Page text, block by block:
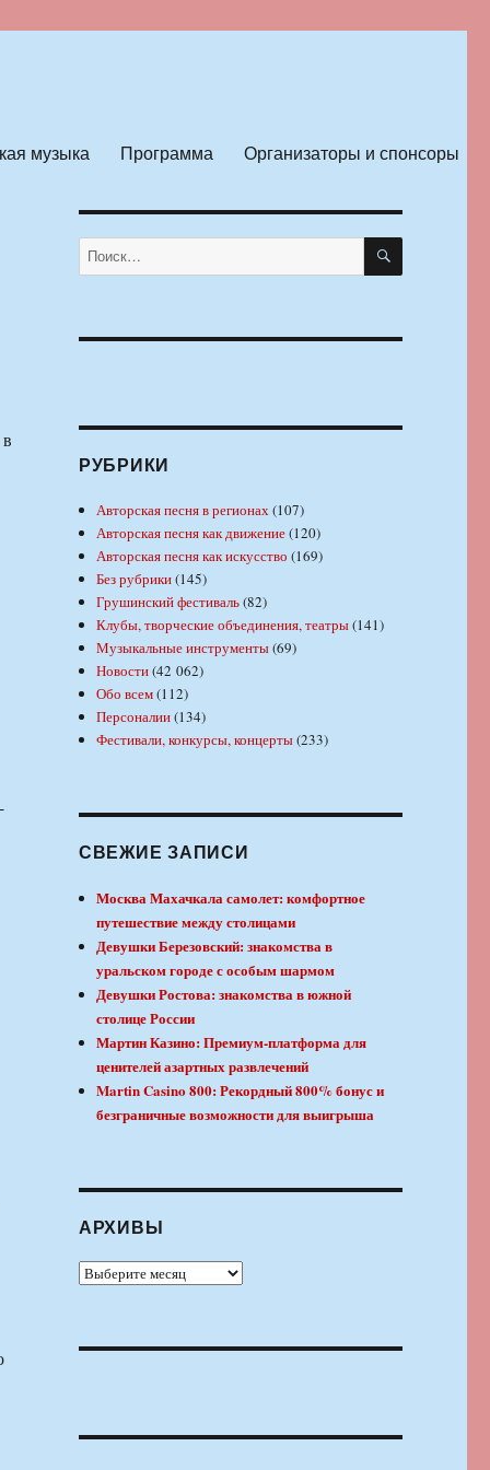
музыка Программа Организаторы и спонсоры
Искать: ПОИСК
РУБРИКИ
Авторская песня в регионах(107)
Авторская песня как движение(120)
Авторская песня как искусство (169)
Без рубрики(145)
Грушинский фестиваль(82)
Клубы, творческие объединения, театры(141)
Музыкальные инструменты(69)
Новости(42 062)
Обо всем(112)
Персоналии(134)
Фестивали, конкурсы, концерты(233)
СВЕЖИЕ ЗАПИСИ
Москва Махачкала самолет: комфортное
путешествие между столицами
Девушки Березовский: знакомства в
уральском городе с особым шармом
Девушки Ростова: знакомства в южной
столице России
Мартин Казино: Премиум-платформа для
ценителей азартных развлечений
Martin Casino 800: Рекордный 800% бонус и
безграничные возможности для выигрыша
АРХИВЫ
Архивы